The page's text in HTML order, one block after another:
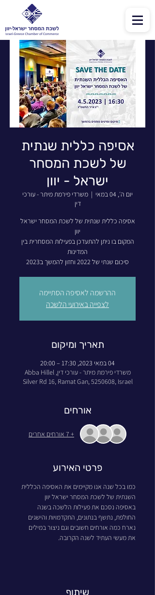
אסיפה כללית שנתית
של לשכת המסחר
ישראל - יוון
יום ה׳, 04 במאי
  |
משרדי פירמת מיתר - עורכי
דין
אסיפה כללית שנתית של לשכת המסחר ישראל
המקום בו ניתן להתעדכן בפעילות המסחרית בין
סיכום שנתי של 2022 וחזון להמשך ב2023
ההרשמה לאסיפה הסתיימה
לצפייה באירועי הלשכה
תאריך ומיקום
04 במאי 2023, 17:30 – 20:00
משרדי פירמת מיתר - עורכי דין, Abba Hillel
Silver Rd 16, Ramat Gan, 5250608, Israel
אורחים
+ 7 אורחים אחרים
פרטי האירוע
כמו בכל שנה אנו מקיימים את האסיפה הכללית
השנתית של לשכת המסחר ישראל יוון
באסיפה נסכם את פעילות הלשכה בשנה
החולפת, נתשף בנתונים, התקדמויות והישגים
נארח כמה אורחים חשובים וגם ניצור במילים
את מעשי העתיד לשנה הקרובה.
שיתוף